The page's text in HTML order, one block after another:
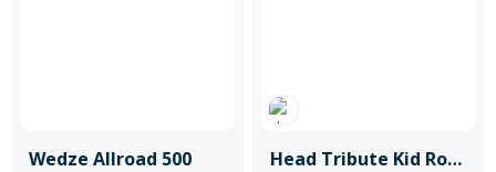
Wedze Allroad 500 Head Tribute Kid Rocka R